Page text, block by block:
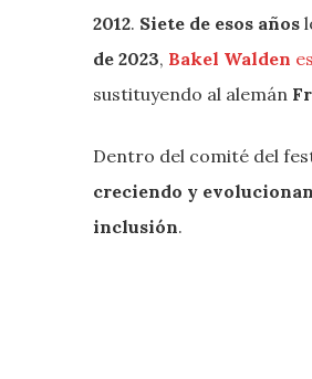
2012. Siete de esos años
de 2023, Bakel Walden
sustituyendo al alemán
Dentro del comité del
creciendo y
inclusión.